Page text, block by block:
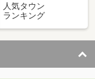
人気タウン
ランキング